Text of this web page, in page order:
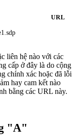
URL
liên hệ nào với các
cấp ở đây là do cộng
chính xác hoặc đã lỗi
hay cam kết nào
bằng các URL này.
"A"